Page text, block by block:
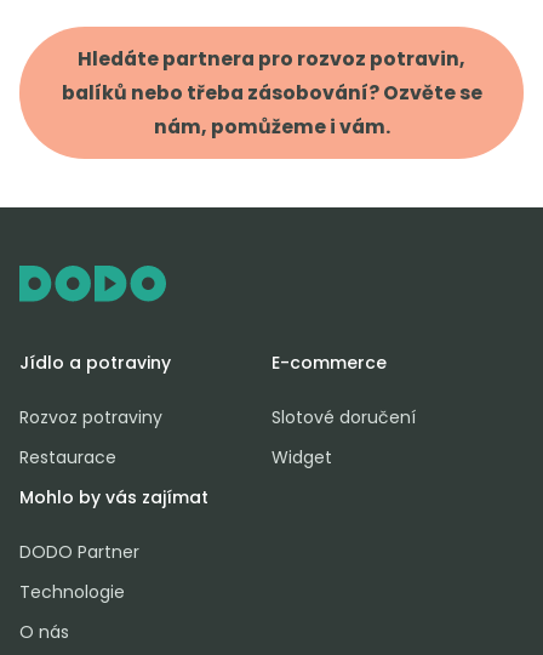
Hledáte partnera pro rozvoz potravin,
balíků nebo třeba zásobování? Ozvěte se
nám, pomůžeme i vám.
Jídlo a potraviny
Rozvoz potraviny
Restaurace
E-commerce
Slotové doručení
Widget
Mohlo by vás zajímat
DODO Partner
Technologie
O nás